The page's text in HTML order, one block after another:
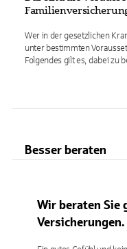
Wer in der gesetzlichen
unter bestimmten
Folgendes gilt es, dabei zu
Besser beraten
Wir beraten Sie
Versicherungen.